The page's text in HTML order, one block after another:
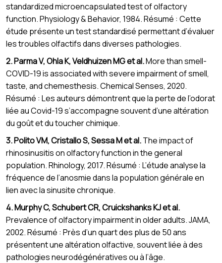
standardized microencapsulated test of olfactory
function. Physiology & Behavior, 1984. Résumé : Cette
étude présente un test standardisé permettant d’évaluer
les troubles olfactifs dans diverses pathologies.
2. Parma V, Ohla K, Veldhuizen MG et al.More than smell-
COVID-19 is associated with severe impairment of smell,
taste, and chemesthesis. Chemical Senses, 2020.
Résumé : Les auteurs démontrent que la perte de l’odorat
liée au Covid-19 s’accompagne souvent d’une altération
du goût et du toucher chimique.
3. Polito VM, Cristallo S, Sessa M et al.The impact of
rhinosinusitis on olfactory function in the general
population. Rhinology, 2017. Résumé : L’étude analyse la
fréquence de l’anosmie dans la population générale en
lien avec la sinusite chronique.
4. Murphy C, Schubert CR, Cruickshanks KJ et al.
Prevalence of olfactory impairment in older adults. JAMA,
2002. Résumé : Près d’un quart des plus de 50 ans
présentent une altération olfactive, souvent liée à des
pathologies neurodégénératives ou à l’âge.